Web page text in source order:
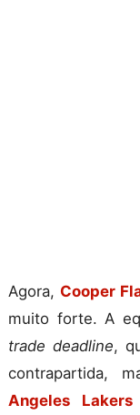
Agora, Cooper
muito forte. A
trade deadline,
contrapartida,
Angeles Lakers